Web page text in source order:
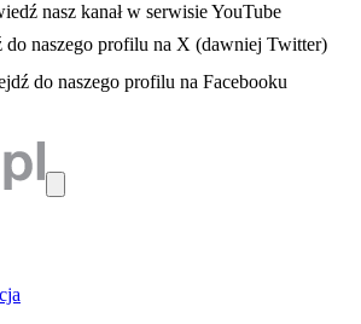
otwiera się w nowej karcie
nasz kanał w serwisie YouTube
nowej karcie
do naszego profilu na X (dawniej Twitter)
- otwiera się w nowej karcie
do naszego profilu na Facebooku